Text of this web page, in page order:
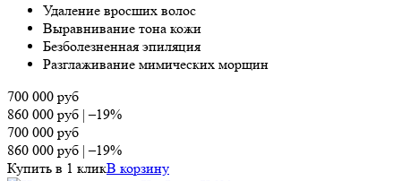
Удаление вросших волос
Выравнивание тона кожи
Безболезненная эпиляция
Разглаживание мимических морщин
700 000 руб
860 000 руб |–19%
700 000 руб
860 000 руб |–19%
Купить в 1 кликВ корзину